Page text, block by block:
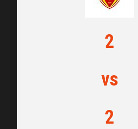
2
vs
2